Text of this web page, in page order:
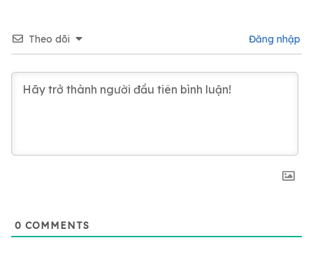
Theo dõi Đăng nhập
0 COMMENTS